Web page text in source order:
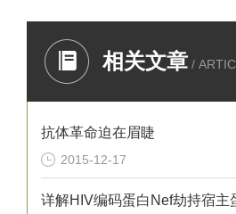
相关文章 /
抗体革命迫在眉睫
2015-12-17
详解HIV编码蛋白Nef劫持宿主